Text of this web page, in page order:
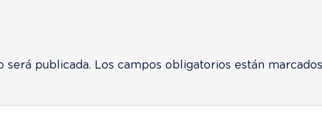
será publicada. Los campos obligatorios están